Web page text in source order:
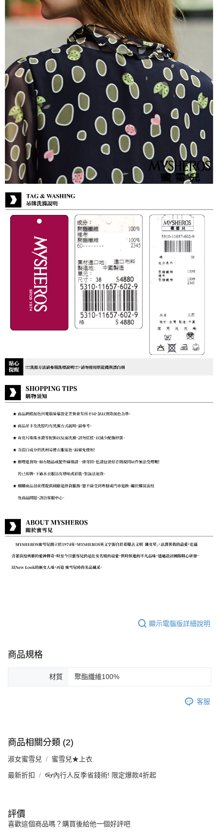
顯示電腦版詳細說明
商品規格
材質 聚酯纖維100%
客服
商品相關分類 (2)
淑女蜜雪兒 蜜雪兒★上衣
最新折扣 👓內行人反季省錢術! 限定爆款4折起
評價
喜歡這個商品嗎？購買後給他一個好評吧